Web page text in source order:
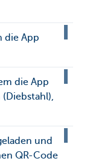
die App
die App
(Diebstahl),
und
QR-Code